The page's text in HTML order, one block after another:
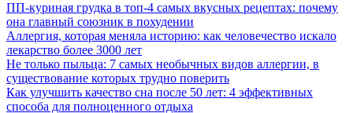
ПП-куриная грудка в топ-4 самых вкусных рецептах: почему
она главный союзник в похудении
Аллергия, которая меняла историю: как человечество искало
лекарство более 3000 лет
Не только пыльца: 7 самых необычных видов аллергии, в
существование которых трудно поверить
Как улучшить качество сна после 50 лет: 4 эффективных
способа для полноценного отдыха